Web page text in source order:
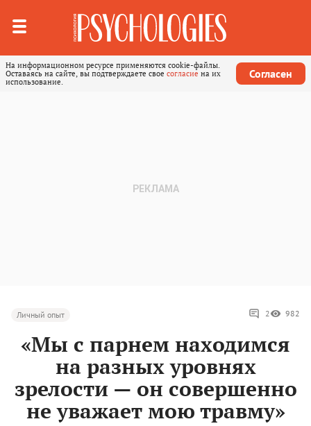
На информационном ресурсе применяются cookie-файлы.
Оставаясь на сайте, вы подтверждаете свое согласие на их
использование.
Согласен
Личный опыт 2 982
«Мы с парнем находимся
на разных уровнях
зрелости — он совершенно
не уважает мою травму»